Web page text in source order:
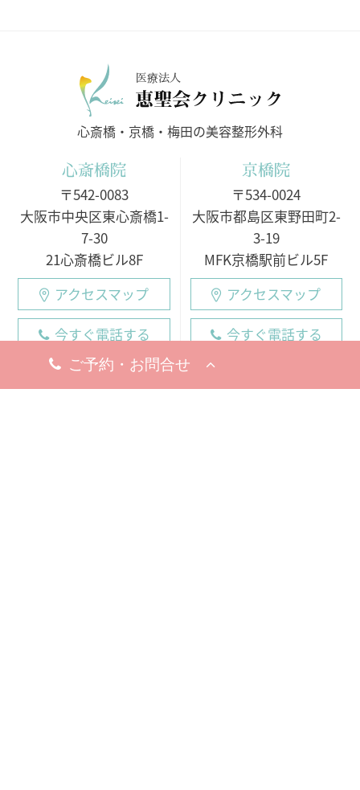
医療法人
心斎橋・京橋・梅田の美容整形外科
心斎橋院
〒542-0083
大阪市中央区東心斎橋1-
7-30
21心斎橋ビル8F
アクセスマップ
今すぐ電話する
○月・火・水
京橋院
〒534-0024
大阪市都島区東野田町2-
3-19
MFK京橋駅前ビル5F
アクセスマップ
今すぐ電話する
10:00 - 19:00